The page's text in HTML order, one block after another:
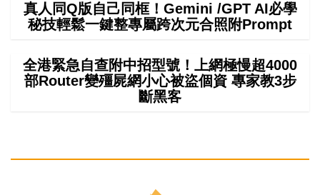
真人同Q版自己同框！Gemini /GPT AI必學
秘技輕鬆一鍵整專屬跨次元合照附Prompt
全港緊急自查附中招型號！上網極慢超4000
部Router變殭屍網小心被盜個資 專家教3步
斷黑客